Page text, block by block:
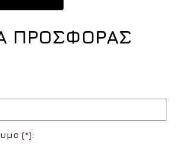
ΠΡΟΣΦΟΡΑΣ
(*):